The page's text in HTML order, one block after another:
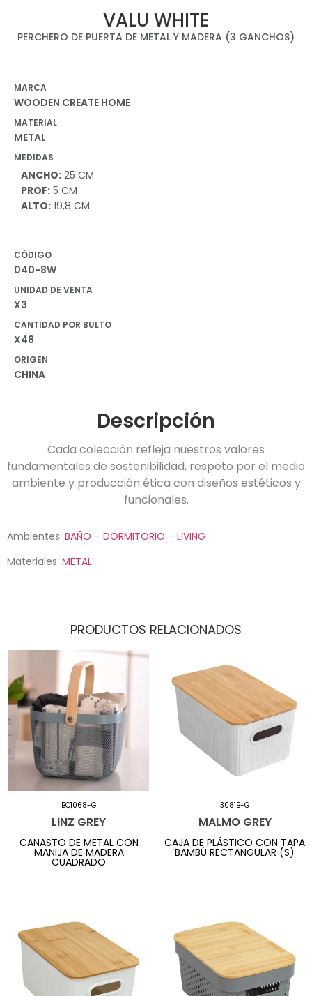
VALU WHITE
PERCHERO DE PUERTA DE METAL Y MADERA (3 GANCHOS)
MARCA
WOODEN CREATE HOME
MATERIAL
METAL
MEDIDAS
ANCHO: 25 CM
PROF: 5 CM
ALTO: 19,8 CM
CÓDIGO
040-8W
UNIDAD DE VENTA
X3
CANTIDAD POR BULTO
X48
ORIGEN
CHINA
Descripción
Cada colección refleja nuestros valores
fundamentales de sostenibilidad, respeto por el medio
ambiente y producción ética con diseños estéticos y
funcionales.
Ambientes: BAÑO – DORMITORIO – LIVING
Materiales: METAL
PRODUCTOS RELACIONADOS
BQ1068-G
LINZ GREY
CANASTO DE METAL CON
MANIJA DE MADERA
CUADRADO
3081B-G
MALMO GREY
CAJA DE PLÁSTICO CON TAPA
BAMBÚ RECTANGULAR (S)